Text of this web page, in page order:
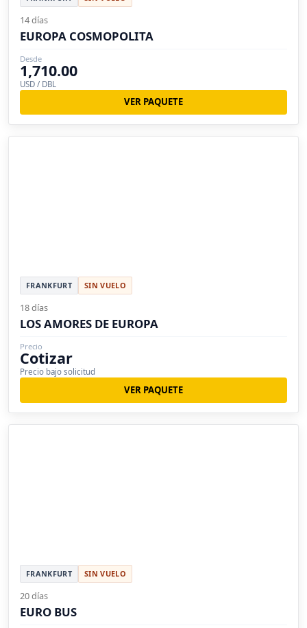
14 días
EUROPA COSMOPOLITA
Desde
1,710.00
USD / DBL
VER PAQUETE
FRANKFURT SIN VUELO
18 días
LOS AMORES DE EUROPA
Precio
Cotizar
Precio bajo solicitud
VER PAQUETE
FRANKFURT SIN VUELO
20 días
EURO BUS